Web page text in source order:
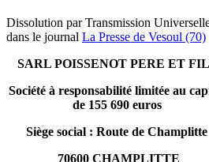
Dissolution par Transmission
dans le journal La Presse de Vesoul (70)
SARL POISSENOT PERE ET
Société à responsabilité limitée au
de 155 690 euros
Siège social : Route de Champlitte
70600 CHAMPLITTE